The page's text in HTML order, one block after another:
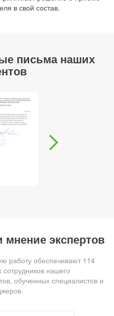
в свой состав.
письма наших
экспертов
работу обеспечивают 114
нашего
обученных специалистов и